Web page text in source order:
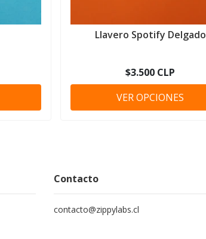
Llavero Spotify Delgado
$3.500 CLP
VER OPCIONES
Contacto
contacto@zippylabs.cl